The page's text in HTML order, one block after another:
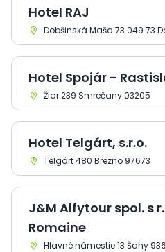
Hotel RAJ
Dobšinská Maša 73 049 73
Hotel Spojár -
Žiar 239 Smrečany 03205
Hotel Telgárt, s.r.o.
Telgárt 480 Brezno 97673
J&M Alfytour spol. s
Romaine
Hlavné námestie 13 Šahy